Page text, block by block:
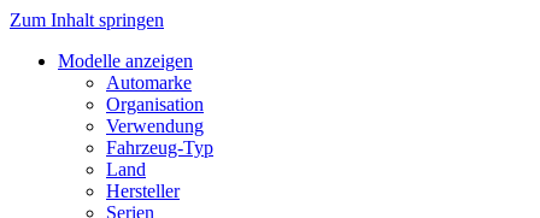
Zum Inhalt springen
Modelle anzeigen
Automarke
Organisation
Verwendung
Fahrzeug-Typ
Land
Hersteller
Serien